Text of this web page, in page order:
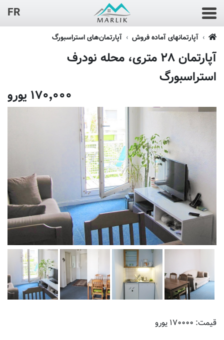
FR
آپارتمانهای آماده فروش آپارتمان‌های استراسبورگ
آپارتمان ۲۸ متری، محله نودرف
استراسبورگ
۱۷۰٬۰۰۰ یورو
قیمت: ۱۷۰۰۰۰ یورو